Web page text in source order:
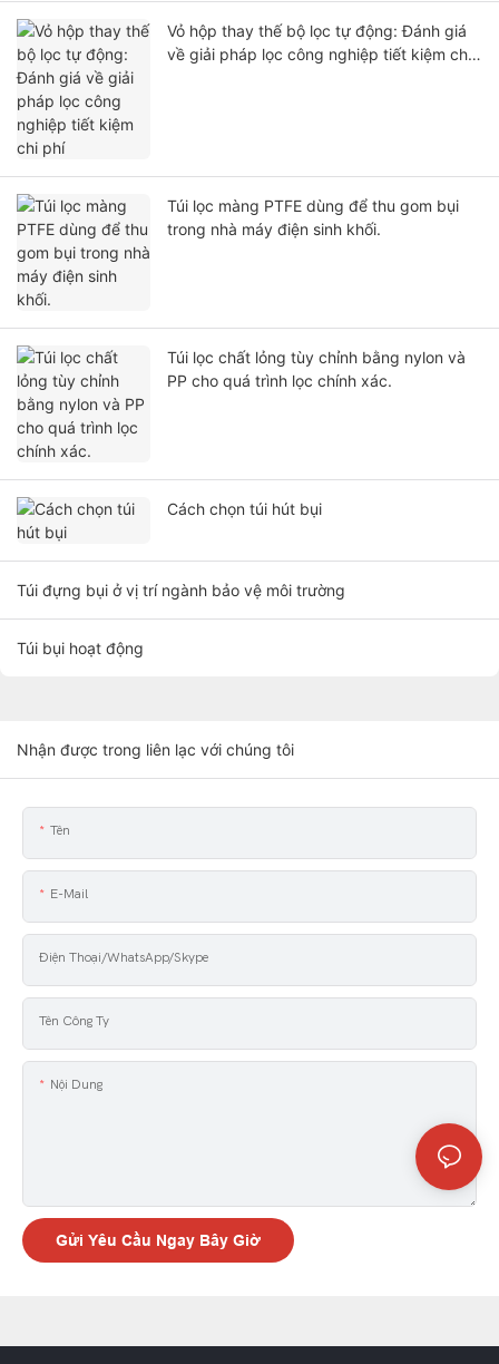
Vỏ hộp thay thế bộ lọc tự động: Đánh giá
về giải pháp lọc công nghiệp tiết kiệm chi
Túi lọc màng PTFE dùng để thu gom bụi
trong nhà máy điện sinh khối.
Túi lọc chất lỏng tùy chỉnh bằng nylon và
PP cho quá trình lọc chính xác.
Cách chọn túi hút bụi
Túi đựng bụi ở vị trí ngành bảo vệ môi trường
Túi bụi hoạt động
Nhận được trong liên lạc với chúng tôi
Tên
E-Mail
Điện Thoại/WhatsApp/Skype
Tên Công Ty
Nội Dung
Gửi Yêu Cầu Ngay Bây Giờ